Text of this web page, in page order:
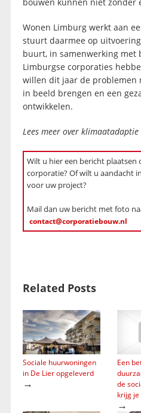
Wonen Limburg werkt aan
stuurt daarmee op
buurt, in samenwerking met
Limburgse corporaties
willen dit jaar de problemen
in beeld brengen en een
ontwikkelen.
Lees meer over
Wilt u hier een bericht plaatsen
corporatie? Of wilt u aandacht
voor uw project?
Mail dan uw bericht met foto
contact@corporatiebouw.nl
Related Posts
Sociale huurwoningen
in De Lier opgeleverd
→
Een
de
krijg
→